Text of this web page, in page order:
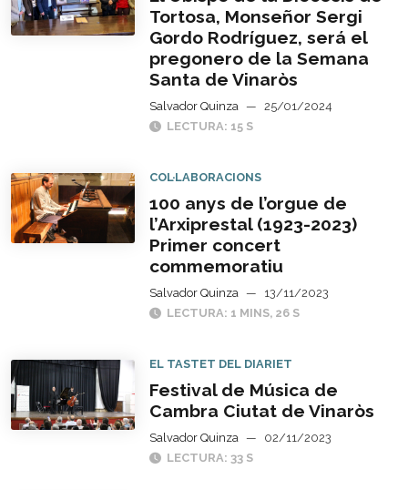
Tortosa, Monseñor Sergi
Gordo Rodríguez, será el
pregonero de la Semana
Santa de Vinaròs
Salvador Quinza — 25/01/2024
LECTURA: 15 S
COL·LABORACIONS
100 anys de l’orgue de
l’Arxiprestal (1923-2023)
Primer concert
commemoratiu
Salvador Quinza —
13/11/2023
LECTURA: 1 MINS, 26 S
EL TASTET DEL DIARIET
Festival de Música de
Cambra Ciutat de Vinaròs
Salvador Quinza —
02/11/2023
LECTURA: 33 S